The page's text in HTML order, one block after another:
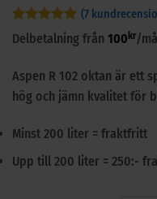
Betygsatt
av 5
7
kundrecensioner
(7
Delbetalning från 100 kr/
Aspen R 102 oktan är ett
hög och jämn kvalitet för
Minst 200 liter = fraktfritt
Upp till 200 liter = 250:-